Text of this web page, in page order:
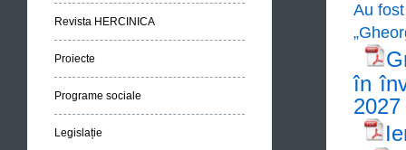
Revista HERCINICA
Proiecte
Programe sociale
Legislație
Au
în
2027